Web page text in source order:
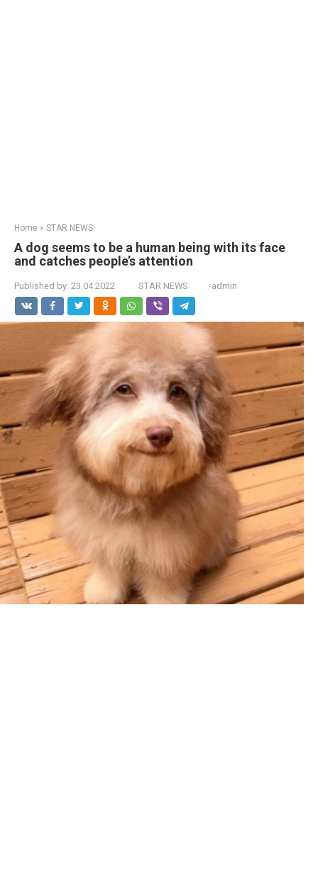
Home » STAR NEWS
A dog seems to be a human being with its face
and catches people’s attention
Published by: 23.04.2022 STAR NEWS admin